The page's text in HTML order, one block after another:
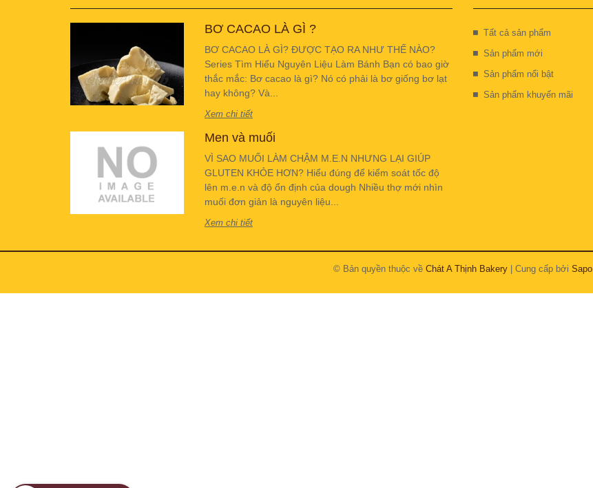
BƠ CACAO LÀ GÌ ?
BƠ CACAO LÀ GÌ? ĐƯỢC TẠO RA NHƯ THẾ NÀO?
Series Tìm Hiểu Nguyên Liệu Làm Bánh Bạn có bao giờ
thắc mắc: Bơ cacao là gì? Nó có phải là bơ giống bơ lạt
hay không? Và...
Xem chi tiết
Men và muối
VÌ SAO MUỐI LÀM CHẬM M.E.N NHƯNG LẠI GIÚP
GLUTEN KHỎE HƠN? Hiểu đúng để kiểm soát tốc độ
lên m.e.n và độ ổn định của dough Nhiều thợ mới nhìn
muối đơn giản là nguyên liệu...
Xem chi tiết
Tất cả sản phẩm
Sản phẩm mới
Sản phẩm nổi bật
Sản phẩm khuyến mãi
© Bản quyền thuộc về Chát A Thịnh Bakery | Cung cấp bởi Sapo